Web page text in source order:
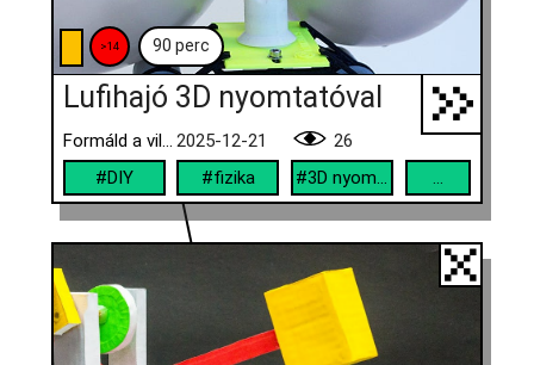
>14 90 perc
Lufihajó 3D nyomtatóval
Formáld a világod! 2025-12-21
26
#DIY
#fizika #3D nyomtató ...